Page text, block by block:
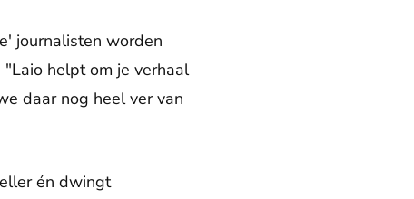
journalisten worden
helpt om je verhaal
daar nog heel ver van
én dwingt